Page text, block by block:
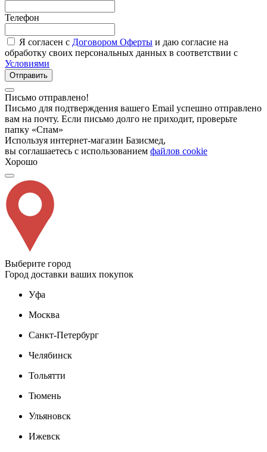
Телефон
Я согласен с Договором Оферты и даю согласие на
обработку своих персональных данных в соответствии с
Условиями
Отправить
Письмо отправлено!
Письмо для подтверждения вашего Email успешно отправлено
вам на почту. Если письмо долго не приходит, проверьте
папку «Спам»
Используя интернет-магазин Базисмед,
вы соглашаетесь с использованием файлов cookie
Хорошо
Выберите город
Город доставки ваших покупок
Уфа
Москва
Санкт-Петербург
Челябинск
Тольятти
Тюмень
Ульяновск
Ижевск